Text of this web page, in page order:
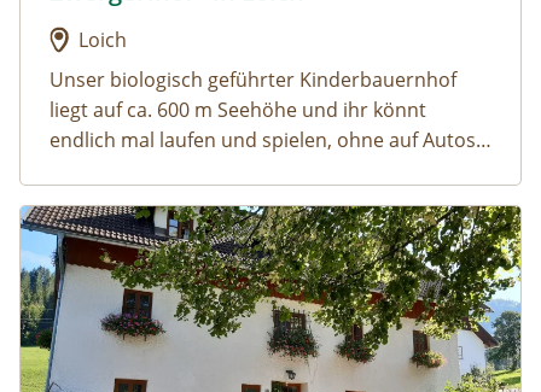
Loich
Unser biologisch geführter Kinderbauernhof
liegt auf ca. 600 m Seehöhe und ihr könnt
endlich mal laufen und spielen, ohne auf Autos
unserer Tiere oder geht sogar mit einigen von
ihnen spazieren, entspannt in einer der
Hängematten, oder spaziert durch unseren
hauseigenen Märchenwald.
Urlaub am Bauernhof: Oberrehau